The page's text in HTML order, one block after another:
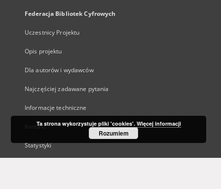
Federacja Bibliotek Cyfrowych
Uczestnicy Projektu
Opis projektu
Dla autorów i wydawców
Najczęściej zadawane pytania
Informacje techniczne
Kontakt
Statystyki
Ta strona wykorzystuje pliki 'cookies'. Więcej informacji
Rozumiem